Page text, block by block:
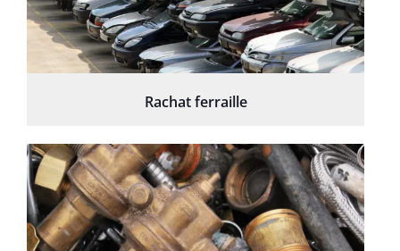
Rachat ferraille